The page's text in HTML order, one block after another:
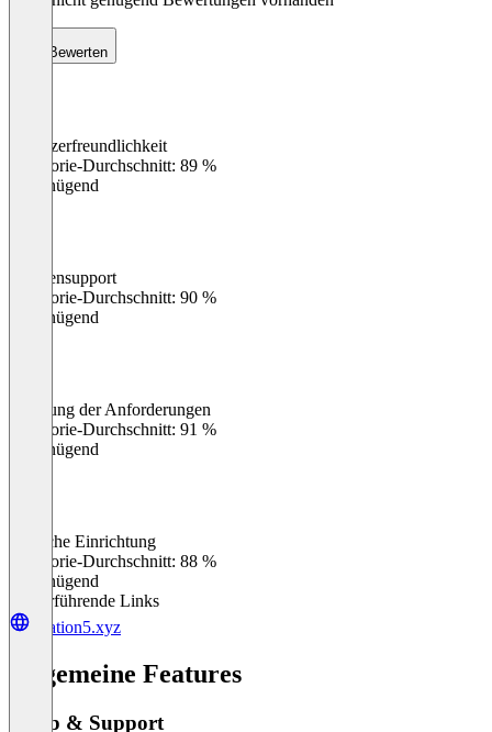
Bewerten
Benutzerfreundlichkeit
Kategorie-Durchschnitt: 89 %
Ungenügend
Kundensupport
Kategorie-Durchschnitt: 90 %
Ungenügend
Erfüllung der Anforderungen
Kategorie-Durchschnitt: 91 %
Ungenügend
Einfache Einrichtung
Kategorie-Durchschnitt: 88 %
Ungenügend
Weiterführende Links
relation5.xyz
Allgemeine Features
Setup & Support